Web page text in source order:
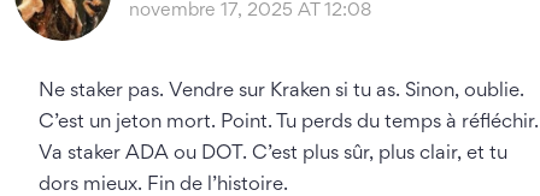
novembre 17, 2025 AT 12:08
Ne staker pas. Vendre sur Kraken si tu as. Sinon, oublie.
C’est un jeton mort. Point. Tu perds du temps à réfléchir.
Va staker ADA ou DOT. C’est plus sûr, plus clair, et tu
dors mieux. Fin de l’histoire.